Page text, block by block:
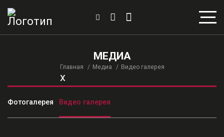
МЕДИА
Главная Медиа Видео галерея
x
Фотогалерея Видео галерея